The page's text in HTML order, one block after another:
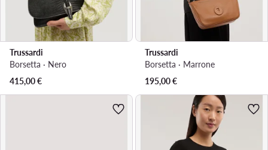
Trussardi
Borsetta · Nero
415,00€
Trussardi
Borsetta · Marrone
195,00€